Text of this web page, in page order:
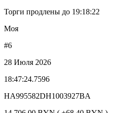
Торги продлены до 19:18:22
Моя
#6
28 Июля 2026
18:47:24.7596
HA995582DH1003927BA